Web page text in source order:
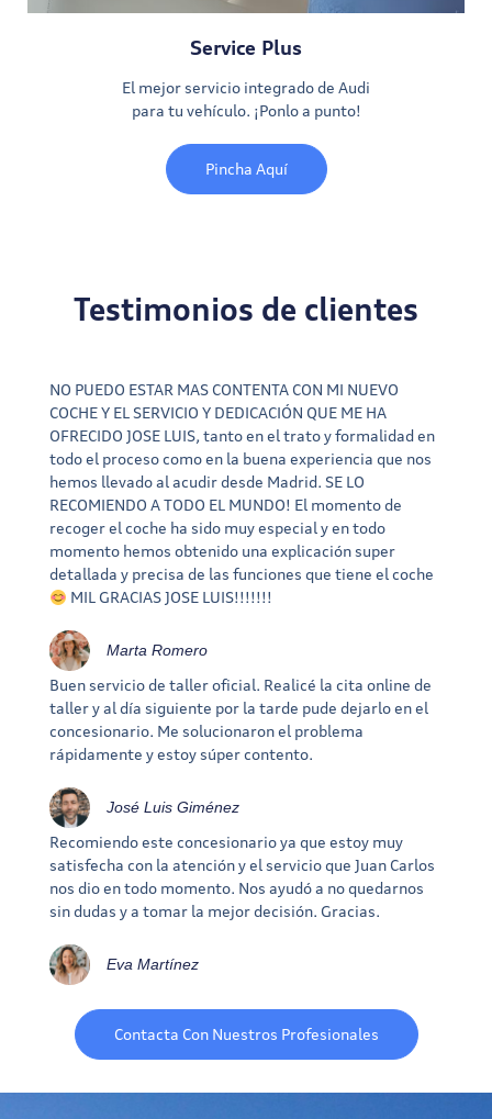
Service Plus
El mejor servicio integrado de Audi
para tu vehículo. ¡Ponlo a punto!
Pincha Aquí
Testimonios de clientes
NO PUEDO ESTAR MAS CONTENTA CON MI NUEVO
COCHE Y EL SERVICIO Y DEDICACIÓN QUE ME HA
OFRECIDO JOSE LUIS, tanto en el trato y formalidad en
todo el proceso como en la buena experiencia que nos
hemos llevado al acudir desde Madrid. SE LO
RECOMIENDO A TODO EL MUNDO! El momento de
recoger el coche ha sido muy especial y en todo
momento hemos obtenido una explicación super
detallada y precisa de las funciones que tiene el coche
MIL GRACIAS JOSE LUIS!!!!!!!
Marta Romero
Buen servicio de taller oficial. Realicé la cita online de
taller y al día siguiente por la tarde pude dejarlo en el
concesionario. Me solucionaron el problema
rápidamente y estoy súper contento.
José Luis Giménez
Recomiendo este concesionario ya que estoy muy
satisfecha con la atención y el servicio que Juan Carlos
nos dio en todo momento. Nos ayudó a no quedarnos
sin dudas y a tomar la mejor decisión. Gracias.
Eva Martínez
Contacta Con Nuestros Profesionales